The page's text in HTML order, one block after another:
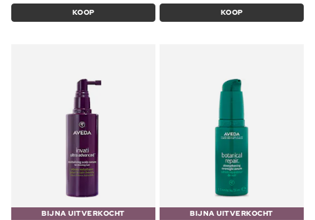
KOOP KOOP
BIJNA UITVERKOCHT
BIJNA UITVERKOCHT